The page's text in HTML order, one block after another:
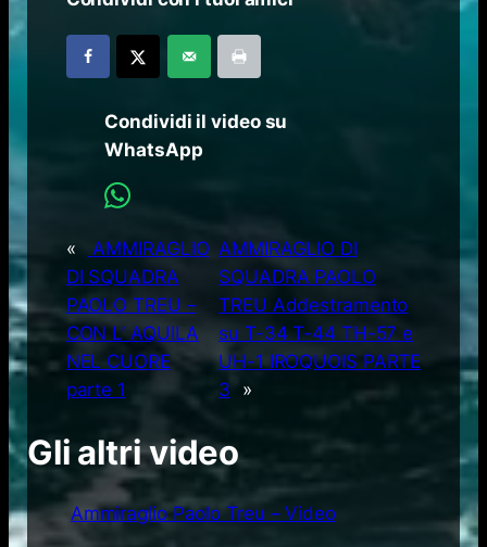
Condividi il video su
WhatsApp
«
AMMIRAGLIO
DI SQUADRA
PAOLO TREU –
CON L’ AQUILA
NEL CUORE
parte 1
AMMIRAGLIO DI
SQUADRA PAOLO
TREU Addestramento
su T-34 T-44 TH-57 e
UH-1 IROQUOIS PARTE
3
»
Gli altri video
Ammiraglio Paolo Treu – Video